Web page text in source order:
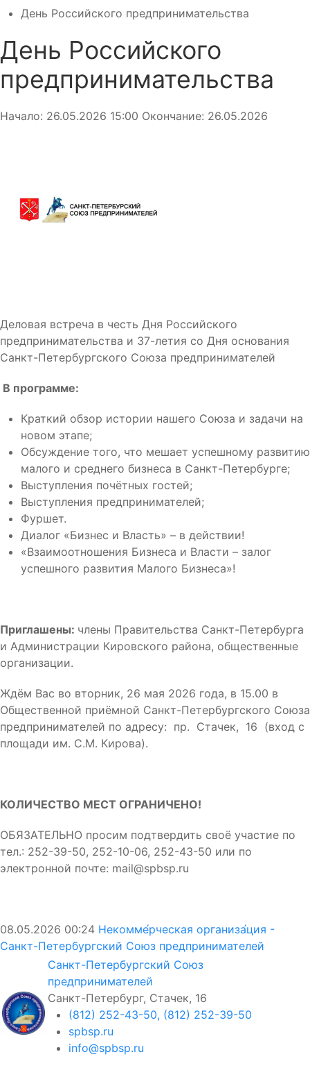
День Российского предпринимательства
День Российского
предпринимательства
Начало: 26.05.2026 15:00 Окончание: 26.05.2026
Деловая встреча в честь Дня Российского
предпринимательства и 37-летия со Дня основания
Санкт-Петербургского Союза предпринимателей
В программе:
Краткий обзор истории нашего Союза и задачи на
новом этапе;
Обсуждение того, что мешает успешному развитию
малого и среднего бизнеса в Санкт-Петербурге;
Выступления почётных гостей;
Выступления предпринимателей;
Фуршет.
Диалог «Бизнес и Власть» – в действии!
«Взаимоотношения Бизнеса и Власти – залог
успешного развития Малого Бизнеса»!
Приглашены: члены Правительства Санкт-Петербурга
и Администрации Кировского района, общественные
организации.
Ждём Вас во вторник, 26 мая 2026 года, в 15.00 в
Общественной приёмной Санкт-Петербургского Союза
предпринимателей по адресу: пр. Стачек, 16 (вход с
площади им. С.М. Кирова).
КОЛИЧЕСТВО МЕСТ ОГРАНИЧЕНО!
ОБЯЗАТЕЛЬНО просим подтвердить своё участие по
тел.: 252-39-50, 252-10-06, 252-43-50 или по
электронной почте: mail@spbsp.ru
08.05.2026 00:24 Некомме́рческая организа́ция -
Санкт-Петербургский Союз предпринимателей
Санкт-Петербургский Союз
предпринимателей
Санкт-Петербург, Стачек, 16
(812) 252-43-50, (812) 252-39-50
spbsp.ru
info@spbsp.ru